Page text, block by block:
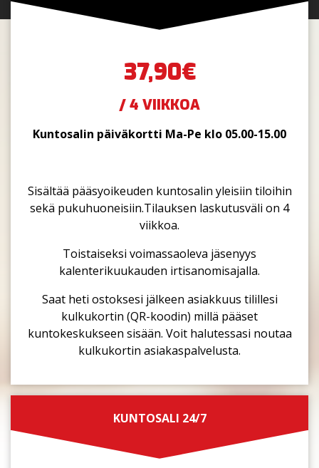
37,90€
/ 4 VIIKKOA
Kuntosalin päiväkortti Ma-Pe klo 05.00-15.00
Sisältää pääsyoikeuden kuntosalin yleisiin tiloihin
sekä pukuhuoneisiin.Tilauksen laskutusväli on 4
viikkoa.
Toistaiseksi voimassaoleva jäsenyys
kalenterikuukauden irtisanomisajalla.
Saat heti ostoksesi jälkeen asiakkuus tilillesi
kulkukortin (QR-koodin) millä pääset
kuntokeskukseen sisään. Voit halutessasi noutaa
kulkukortin asiakaspalvelusta.
KUNTOSALI 24/7